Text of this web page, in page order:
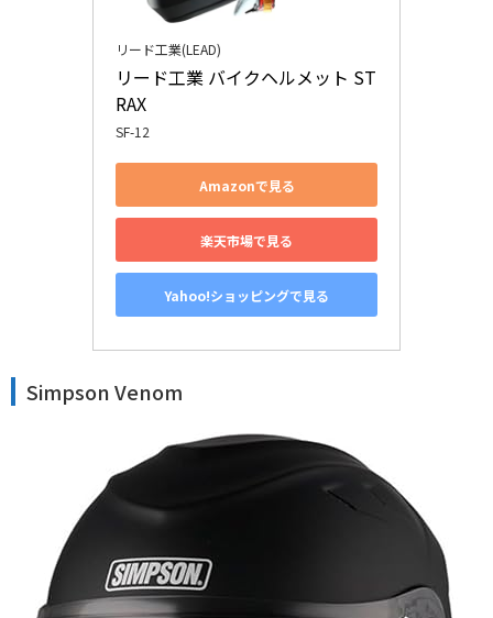
リード工業(LEAD)
リード工業 バイクヘルメット ST
RAX
SF-12
Amazonで見る
楽天市場で見る
Yahoo!ショッピングで見る
Simpson Venom